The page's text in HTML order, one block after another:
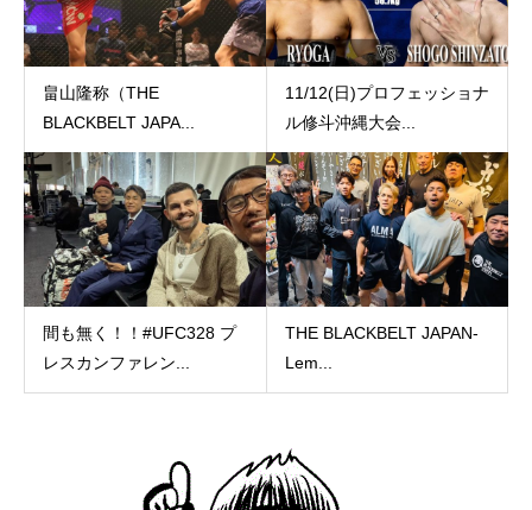
畠山隆称（THE
BLACKBELT JAPA...
11/12(日)プロフェッショナ
ル修斗沖縄大会...
間も無く！！#UFC328 プ
レスカンファレン...
THE BLACKBELT JAPAN-
Lem...